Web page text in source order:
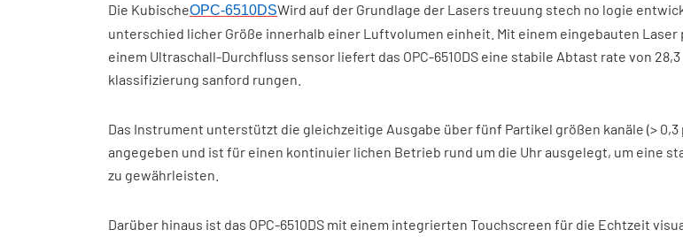
Die KubischeOPC-6510DSWird auf der Grundlage der Lasers treuung stech no logie
unterschied licher Größe innerhalb einer Luftvolumen einheit. Mit einem eingebauten
einem Ultraschall-Durchfluss sensor liefert das OPC-6510DS eine stabile Abtast rate von
klassifizierung sanford rungen.
Das Instrument unterstützt die gleichzeitige Ausgabe über fünf Partikel größen kanäle (> 0,3
angegeben und ist für einen kontinuier lichen Betrieb rund um die Uhr ausgelegt, um eine
zu gewährleisten.
Darüber hinaus ist das OPC-6510DS mit einem integrierten Touchscreen für die Echtzeit